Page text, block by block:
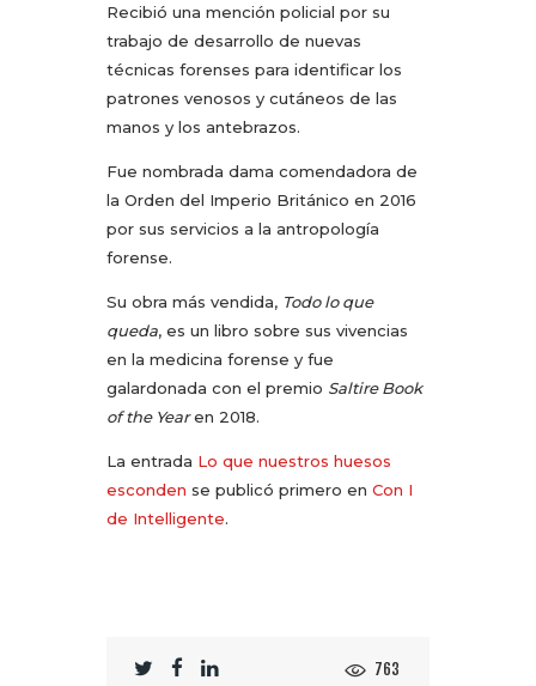
Recibió una mención policial por su
trabajo de desarrollo de nuevas
técnicas forenses para identificar los
patrones venosos y cutáneos de las
manos y los antebrazos.
Fue nombrada dama comendadora de
la Orden del Imperio Británico en 2016
por sus servicios a la antropología
forense.
Su obra más vendida, Todo lo que
queda, es un libro sobre sus vivencias
en la medicina forense y fue
galardonada con el premio Saltire Book
of the Yearen 2018.
La entrada Lo que nuestros huesos
esconden se publicó primero en Con I
de Intelligente.
763